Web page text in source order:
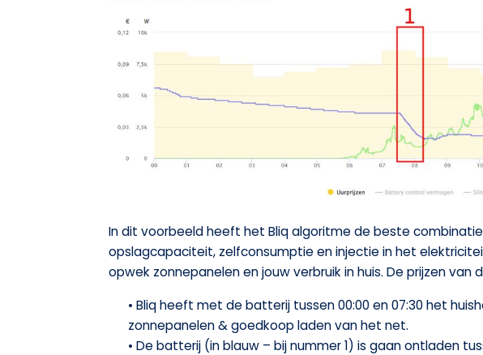
In dit voorbeeld heeft het Bliq algoritme de beste
opslagcapaciteit, zelfconsumptie en injectie in het
opwek zonnepanelen en jouw verbruik in huis. De prijzen
• Bliq heeft met de batterij tussen 00:00 en 07:30 het
zonnepanelen & goedkoop laden van het net.
• De batterij (in blauw – bij nummer 1) is gaan ontladen